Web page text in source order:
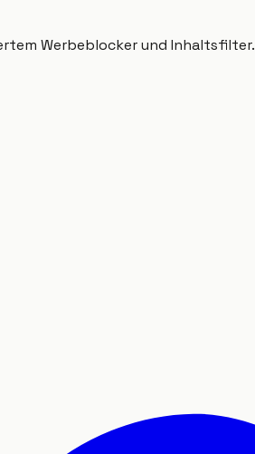
Werbeblocker und Inhaltsfilter.